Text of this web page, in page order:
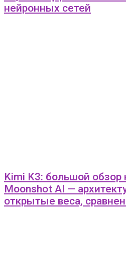
нейронных сетей
Kimi K3: большой обзор
Moonshot AI —
открытые веса,